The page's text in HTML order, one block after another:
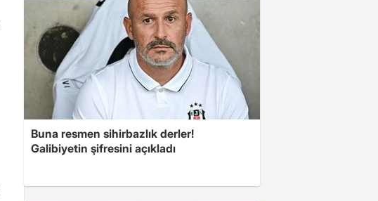
Buna resmen sihirbazlık derler!
Galibiyetin şifresini açıkladı